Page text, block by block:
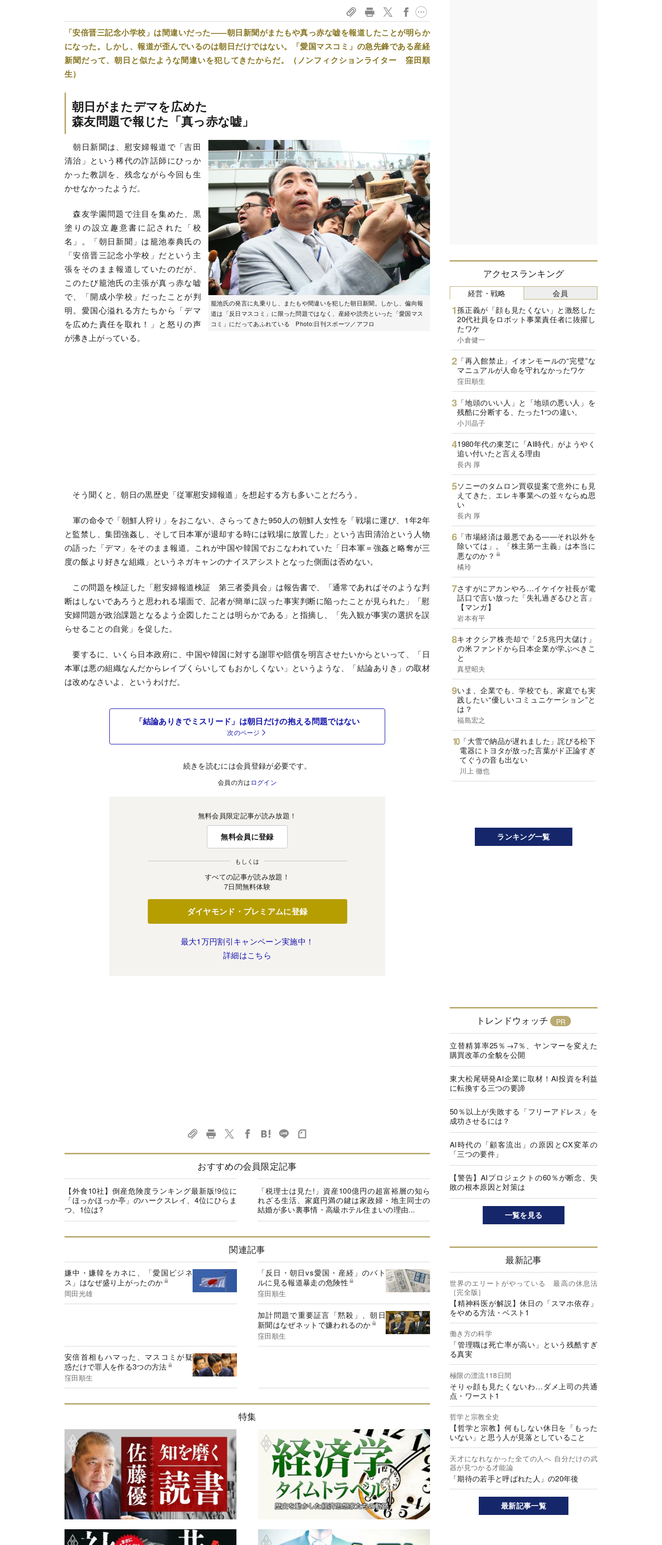
「安倍晋三記念小学校」は間違いだった――朝日新聞がまたもや真っ赤な嘘を報道したことが明らか
になった。しかし、報道が歪んでいるのは朝日だけではない。「愛国マスコミ」の急先鋒である産経
新聞だって、朝日と似たような間違いを犯してきたからだ。（ノンフィクションライター 窪田順
生）
朝日がまたデマを広めた
森友問題で報じた「真っ赤な嘘」
籠池氏の発言に丸乗りし、またもや間違いを犯した朝日新聞。しかし、偏向報
道は「反日マスコミ」に限った問題ではなく、産経や読売といった「愛国マス
コミ」にだってあふれている Photo:日刊スポーツ／アフロ
朝日新聞は、慰安婦報道で「吉田
清治」という稀代の詐話師にひっか
かった教訓を、残念ながら今回も生
かせなかったようだ。
森友学園問題で注目を集めた、黒
塗りの設立趣意書に記された「校
名」。「朝日新聞」は籠池泰典氏の
「安倍晋三記念小学校」だという主
張をそのまま報道していたのだが、
このたび籠池氏の主張が真っ赤な嘘
で、「開成小学校」だったことが判
明。愛国心溢れる方たちから「デマ
を広めた責任を取れ！」と怒りの声
が沸き上がっている。
そう聞くと、朝日の黒歴史「従軍慰安婦報道」を想起する方も多いことだろう。
軍の命令で「朝鮮人狩り」をおこない、さらってきた950人の朝鮮人女性を「戦場に運び、1年2年
と監禁し、集団強姦し、そして日本軍が退却する時には戦場に放置した」という吉田清治という人物
の語った「デマ」をそのまま報道。これが中国や韓国でおこなわれていた「日本軍＝強姦と略奪が三
度の飯より好きな組織」というネガキャンのナイスアシストとなった側面は否めない。
この問題を検証した「慰安婦報道検証 第三者委員会」は報告書で、「通常であればそのような判
断はしないであろうと思われる場面で、記者が簡単に誤った事実判断に陥ったことが見られた」「慰
安婦問題が政治課題となるよう企図したことは明らかである」と指摘し、「先入観が事実の選択を誤
らせることの自覚」を促した。
要するに、いくら日本政府に、中国や韓国に対する謝罪や賠償を明言させたいからといって、「日
本軍は悪の組織なんだからレイプくらいしてもおかしくない」というような、「結論ありき」の取材
は改めなさいよ、というわけだ。
「結論ありきでミスリード」は朝日だけの抱える問題ではない
次のページ
続きを読むには会員登録が必要です。
会員の方は ログイン
無料会員限定記事が読み放題！
無料会員に登録
もしくは
すべての記事が読み放題！
7日間無料体験
ダイヤモンド・プレミアムに登録
最大1万円割引キャンペーン実施中！
詳細はこちら
おすすめの会員限定記事
【外食10社】倒産危険度ランキング最新版!9位に
「ほっかほっか亭」のハークスレイ、4位にひらま
つ、1位は?
「税理士は見た!」資産100億円の超富裕層の知ら
れざる生活、家庭円満の鍵は家政婦・地主同士の
結婚が多い裏事情・高級ホテル住まいの理由...
関連記事
嫌中・嫌韓をカネに、「愛国ビジネ
ス」はなぜ盛り上がったのか
岡田光雄
「反日・朝日vs愛国・産経」のバト
ルに見る報道暴走の危険性
窪田順生
加計問題で重要証言「黙殺」、朝日
新聞はなぜネットで嫌われるのか
窪田順生
安倍首相もハマった、マスコミが疑
惑だけで罪人を作る3つの方法
窪田順生
特集
アクセスランキング
経営・戦略
孫正義が「顔も見たくない」と激怒した
20代社員をロボット事業責任者に抜擢し
たワケ
小倉健一
「再入館禁止」イオンモールの“完璧”な
マニュアルが人命を守れなかったワケ
窪田順生
「地頭のいい人」と「地頭の悪い人」を
残酷に分断する、たった1つの違い。
小川晶子
1980年代の東芝に「AI時代」がようやく
追い付いたと言える理由
長内 厚
ソニーのタムロン買収提案で意外にも見
えてきた、エレキ事業への並々ならぬ思
い
長内 厚
「市場経済は最悪である――それ以外を
除いては」。「株主第一主義」は本当に
悪なのか？
橘玲
さすがにアカンやろ…イケイケ社長が電
話口で言い放った「失礼過ぎるひと言」
【マンガ】
岩本有平
キオクシア株売却で「2.5兆円大儲け」
の米ファンドから日本企業が学ぶべきこ
と
真壁昭夫
いま、企業でも、学校でも、家庭でも実
践したい“優しいコミュニケーション”と
は？
福島宏之
「大雪で納品が遅れました」詫びる松下
電器にトヨタが放った言葉がド正論すぎ
てぐうの音も出ない
川上 徹也
会員
ランキング一覧
トレンドウォッチ
立替精算率25％→7％、ヤンマーを変えた
購買改革の全貌を公開
東大松尾研発AI企業に取材！AI投資を利益
に転換する三つの要諦
50％以上が失敗する「フリーアドレス」を
成功させるには？
AI時代の「顧客流出」の原因とCX変革の
「三つの要件」
【警告】AIプロジェクトの60％が断念、失
敗の根本原因と対策は
一覧を見る
最新記事
世界のエリートがやっている 最高の休息法
［完全版］
【精神科医が解説】休日の「スマホ依存」
をやめる方法・ベスト1
働き方の科学
「管理職は死亡率が高い」という残酷すぎ
る真実
極限の漂流118日間
そりゃ顔も見たくないわ…ダメ上司の共通
点・ワースト1
哲学と宗教全史
【哲学と宗教】何もしない休日を「もった
いない」と思う人が見落としていること
天才になれなかった全ての人へ 自分だけの武
器が見つかる才能論
「期待の若手と呼ばれた人」の20年後
最新記事一覧